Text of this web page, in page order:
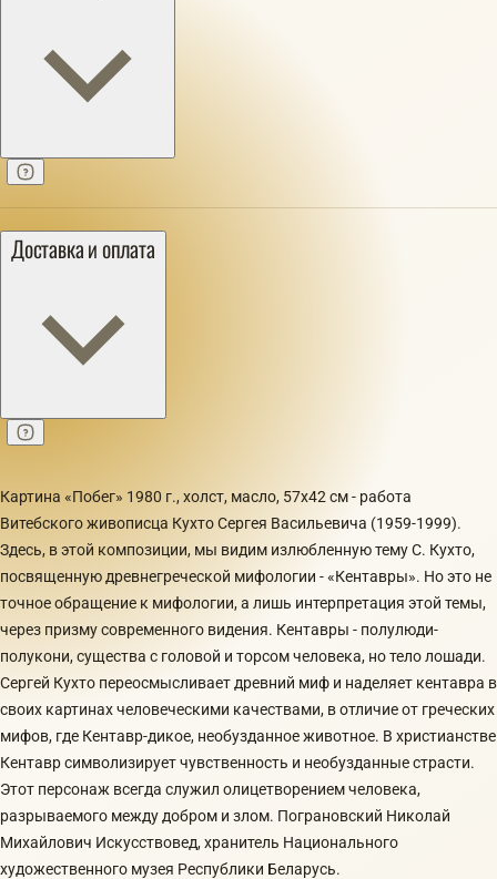
Доставка и оплата
Картина «Побег» 1980 г., холст, масло, 57х42 см - работа
Витебского живописца Кухто Сергея Васильевича (1959-1999).
Здесь, в этой композиции, мы видим излюбленную тему С. Кухто,
посвященную древнегреческой мифологии - «Кентавры». Но это не
точное обращение к мифологии, а лишь интерпретация этой темы,
через призму современного видения. Кентавры - полулюди-
полукони, существа с головой и торсом человека, но тело лошади.
Сергей Кухто переосмысливает древний миф и наделяет кентавра в
своих картинах человеческими качествами, в отличие от греческих
мифов, где Кентавр-дикое, необузданное животное. В христианстве
Кентавр символизирует чувственность и необузданные страсти.
Этот персонаж всегда служил олицетворением человека,
разрываемого между добром и злом. Пограновский Николай
Михайлович Искусствовед, хранитель Национального
художественного музея Республики Беларусь.